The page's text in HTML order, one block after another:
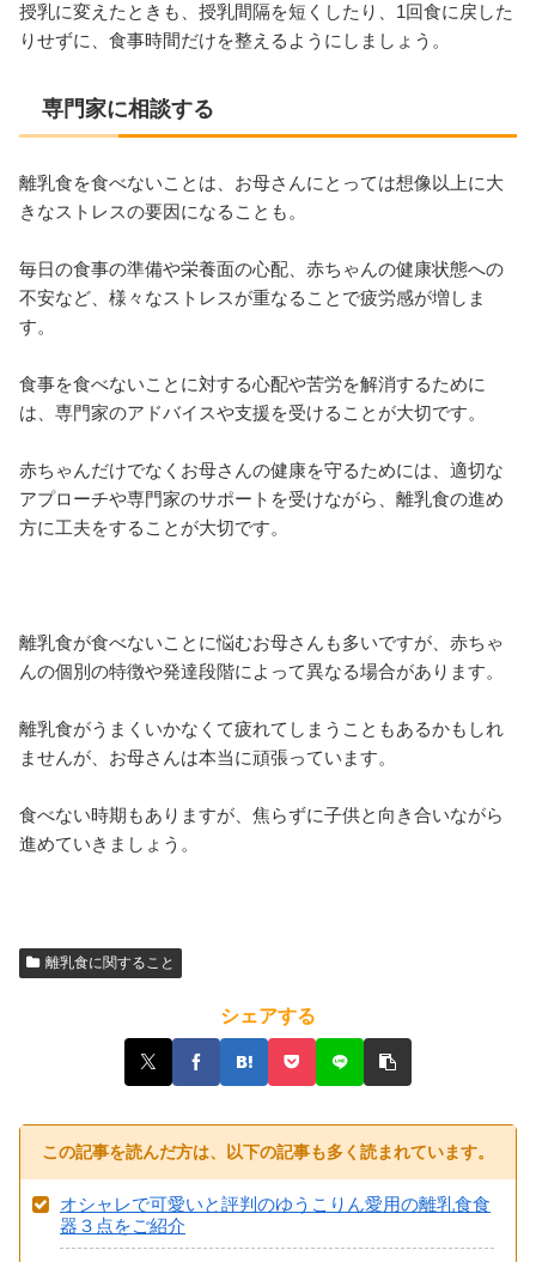
授乳に変えたときも、授乳間隔を短くしたり、1回食に戻した
りせずに、食事時間だけを整えるようにしましょう。
専門家に相談する
離乳食を食べないことは、お母さんにとっては想像以上に大
きなストレスの要因になることも。
毎日の食事の準備や栄養面の心配、赤ちゃんの健康状態への
不安など、様々なストレスが重なることで疲労感が増しま
す。
食事を食べないことに対する心配や苦労を解消するために
は、専門家のアドバイスや支援を受けることが大切です。
赤ちゃんだけでなくお母さんの健康を守るためには、適切な
アプローチや専門家のサポートを受けながら、離乳食の進め
方に工夫をすることが大切です。
離乳食が食べないことに悩むお母さんも多いですが、赤ちゃ
んの個別の特徴や発達段階によって異なる場合があります。
離乳食がうまくいかなくて疲れてしまうこともあるかもしれ
ませんが、お母さんは本当に頑張っています。
食べない時期もありますが、焦らずに子供と向き合いながら
進めていきましょう。
離乳食に関すること
シェアする
この記事を読んだ方は、以下の記事も多く読まれています。
オシャレで可愛いと評判のゆうこりん愛用の離乳食食
器３点をご紹介